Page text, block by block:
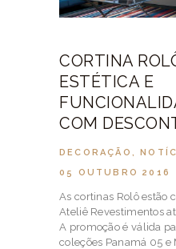
CORTINA
ESTÉTICA E
COM
DECORAÇÃO ,
05 OUTUBRO 2016
As cortinas Rolô estão
Ateliê Revestimentos
A promoção é válida
coleções Panamá 05 e